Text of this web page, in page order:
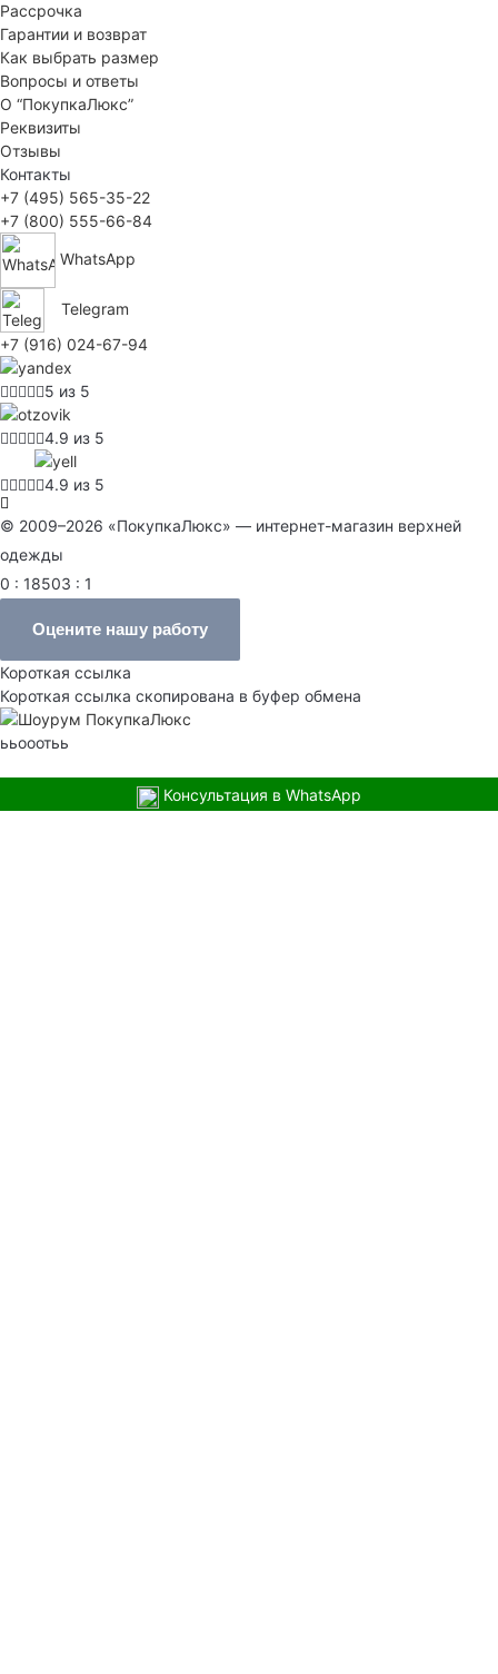
Рассрочка
Гарантии и возврат
Как выбрать размер
Вопросы и ответы
О “ПокупкаЛюкс”
Реквизиты
Отзывы
Контакты
+7 (495) 565-35-22
+7 (800) 555-66-84
WhatsApp
Telegram
+7 (916) 024-67-94
5 из 5
4.9 из 5
4.9 из 5
© 2009–2026 «ПокупкаЛюкс» — интернет-магазин верхней
одежды
0 : 18503 : 1
Оцените нашу работу
Короткая ссылка
Короткая ссылка скопирована в буфер обмена
ььооотьь
Консультация в WhatsApp